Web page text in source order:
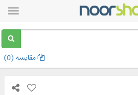
مقایسه (0
)